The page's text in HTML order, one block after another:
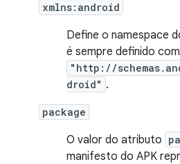
xmlns:android
Define o namespace
é sempre definido
"http://
droid" .
package
O valor do atributo
manifesto do APK